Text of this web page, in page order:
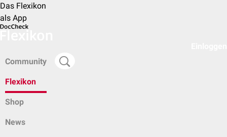
Das Flexikon
als App
Community
Flexikon
Shop
News